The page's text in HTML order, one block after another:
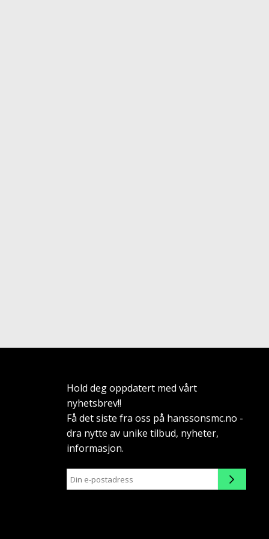
Hold deg oppdatert med vårt
nyhetsbrev!!
Få det siste fra oss på hanssonsmc.no -
dra nytte av unike tilbud, nyheter,
informasjon.